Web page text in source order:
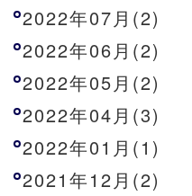
2022年07月(2)
2022年06月(2)
2022年05月(2)
2022年04月(3)
2022年01月(1)
2021年12月(2)